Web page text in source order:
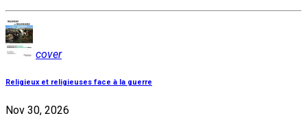
cover
Religieux et religieuses face à la guerre
Nov 30, 2026